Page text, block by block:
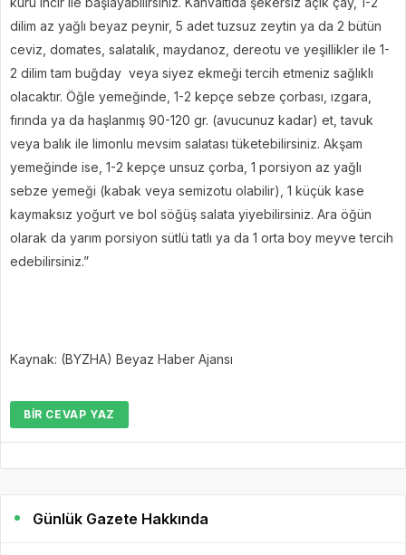
dilim az yağlı beyaz peynir, 5 adet tuzsuz zeytin ya da 2 bütün
ceviz, domates, salatalık, maydanoz, dereotu ve yeşillikler ile 1-
2 dilim tam buğday veya siyez ekmeği tercih etmeniz sağlıklı
olacaktır. Öğle yemeğinde, 1-2 kepçe sebze çorbası, ızgara,
fırında ya da haşlanmış 90-120 gr. (avucunuz kadar) et, tavuk
veya balık ile limonlu mevsim salatası tüketebilirsiniz. Akşam
yemeğinde ise, 1-2 kepçe unsuz çorba, 1 porsiyon az yağlı
sebze yemeği (kabak veya semizotu olabilir), 1 küçük kase
kaymaksız yoğurt ve bol söğüş salata yiyebilirsiniz. Ara öğün
olarak da yarım porsiyon sütlü tatlı ya da 1 orta boy meyve tercih
edebilirsiniz.”
Kaynak: (BYZHA) Beyaz Haber Ajansı
BIR CEVAP YAZ
Günlük Gazete Hakkında